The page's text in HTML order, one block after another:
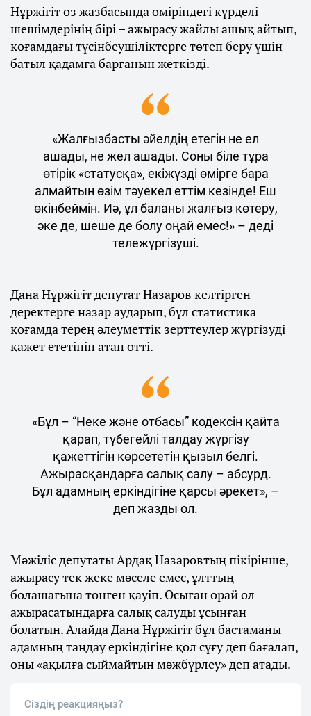
Нұржігіт өз жазбасында өміріндегі күрделі
шешімдерінің бірі – ажырасу жайлы ашық айтып,
қоғамдағы түсінбеушіліктерге төтеп беру үшін
батыл қадамға барғанын жеткізді.
«Жалғызбасты әйелдің етегін не ел
ашады, не жел ашады. Соны біле тұра
өтірік «статусқа», екіжүзді өмірге бара
алмайтын өзім тәуекел еттім кезінде! Еш
өкінбеймін. Иә, ұл баланы жалғыз көтеру,
әке де, шеше де болу оңай емес!» – деді
тележүргізуші.
Дана Нұржігіт депутат Назаров келтірген
деректерге назар аударып, бұл статистика
қоғамда терең әлеуметтік зерттеулер жүргізуді
қажет ететінін атап өтті.
«Бұл – “Неке және отбасы” кодексін қайта
қарап, түбегейлі талдау жүргізу
қажеттігін көрсететін қызыл белгі.
Ажырасқандарға салық салу – абсурд.
Бұл адамның еркіндігіне қарсы әрекет», –
деп жазды ол.
Мәжіліс депутаты Ардақ Назаровтың пікірінше,
ажырасу тек жеке мәселе емес, ұлттың
болашағына төнген қауіп. Осыған орай ол
ажырасатындарға салық салуды ұсынған
болатын. Алайда Дана Нұржігіт бұл бастаманы
адамның таңдау еркіндігіне қол сұғу деп бағалап,
оны «ақылға сыймайтын мәжбүрлеу» деп атады.
Сіздің реакцияңыз?